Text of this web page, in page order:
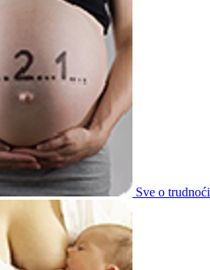
Sve o trudnoći